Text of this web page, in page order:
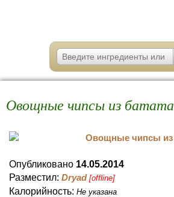
Овощные чипсы из батата
Опубликовано 14.05.2014
Разместил: Dryad [offline]
Калорийность: Не указана